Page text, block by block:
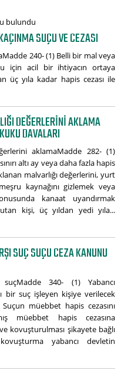
bulundu
SUÇU VE CEZASI
240- (1) Belli bir mal veya
için acil bir ihtiyacın ortaya
üç yıla kadar hapis cezası ile
DEĞERLERINI AKLAMA
DAVALARI
aklamaMadde 282- (1)
altı ay veya daha fazla hapis
malvarlığı değerlerini, yurt
kaynağını gizlemek veya
kanaat uyandırmak
kişi, üç yıldan yedi yıla...
SUÇ SUÇU CEZA KANUNU
suçMadde 340- (1) Yabancı
bir suç işleyen kişiye verilecek
müebbet hapis cezasını
müebbet hapis cezasına
kovuşturulması şikayete bağlı
yabancı devletin